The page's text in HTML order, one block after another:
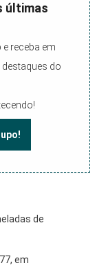
últimas
receba em
do
de
em